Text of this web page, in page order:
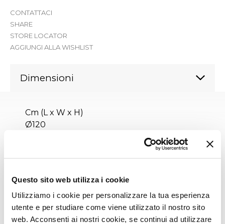
Questo sito web utilizza i cookie
Utilizziamo i cookie per personalizzare la tua esperienza
utente e per studiare come viene utilizzato il nostro sito
web. Acconsenti ai nostri cookie, se continui ad utilizzare
CONTATTACI
SHARE
STORE LOCATOR
AGGIUNGI ALLA WISHLIST
Dimensioni
Cm (L x W x H)
Ø120
Ø47¼
Ø59¼